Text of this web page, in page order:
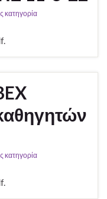
κατηγορία
κατηγορία